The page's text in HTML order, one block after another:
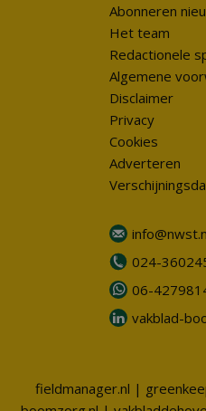
Abonneren
Het team
Redactionele
Algemene
Disclaimer
Privacy
Cookies
Adverteren
024-
06-
vakblad-
fieldmanager.nl |